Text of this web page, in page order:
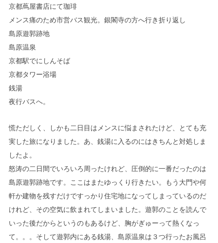
京都蔦屋書店にて珈琲
メンス痛のため市営バス観光。銀閣寺の方へ行き折り返し
島原遊郭跡地
島原温泉
京都駅でにしんそば
京都タワー浴場
銭湯
夜行バスへ。
慌ただしく、しかも二日目はメンスに悩まされたけど、とても充
実した旅になりました。あ、銭湯に入るのにはきちんと対処しま
したよ。
怒涛の二日間でいろいろ周ったけれど、圧倒的に一番だったのは
島原遊郭跡地です。ここはまたゆっくり行きたい。もう大門や何
軒か建物を残すだけですっかり住宅地になってしまっているのだ
けれど、その空気に飲まれてしまいました。遊郭のことを読んで
いった後だからというのもあるけど、胸がぎゅーって熱くなっ
て。。。そして遊郭内にある銭湯、島原温泉は３つ行ったお風呂